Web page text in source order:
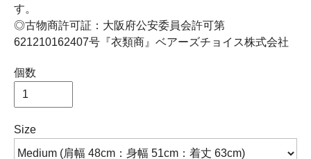
す。
◎古物商許可証：大阪府公安委員会許可第
621210162407号『衣類商』ベアーズチョイス株式会社
個数
Size